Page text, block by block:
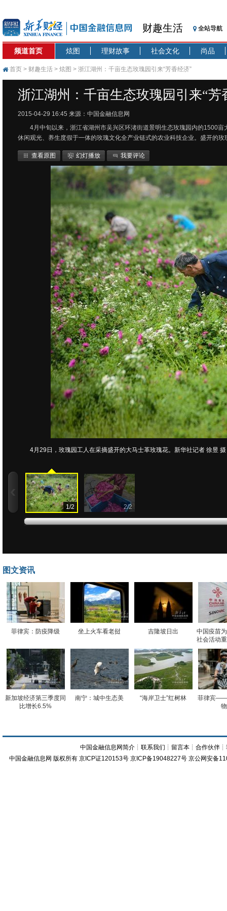
财趣生活 全站导航
频道首页 炫图 理财故事 社会文化 尚品
首页 > 财趣生活 > 炫图 > 浙江湖州：千亩生态玫瑰园引来“芳香经济”
浙江湖州：千亩生态玫瑰园引来“芳
2015-04-29 16:45 来源：中国金融信息网
4月中旬以来，浙江省湖州市吴兴区环渚街道景明生态玫瑰园内的1500
休闲观光、养生度假于一体的玫瑰文化全产业链式的农业科技企业。盛开的
查看原图 幻灯播放 我要评论
4月29日，玫瑰园工人在采摘盛开的大马士革玫瑰花。新华社记者 徐昱 摄
1/2 2/2
图文资讯
菲律宾：防疫降级 坐上火车看老挝 吉隆坡日出
中国疫苗
社会活动
新加坡经济第三季度同
比增长6.5%
南宁：城中生态美 “海岸卫士”红树林
菲律宾
中国金融信息网简介 ┊联系我们 ┊ 留言本 ┊合作伙伴 ┊
中国金融信息网 版权所有 京ICP证120153号 京ICP备19048227号 京公网安备